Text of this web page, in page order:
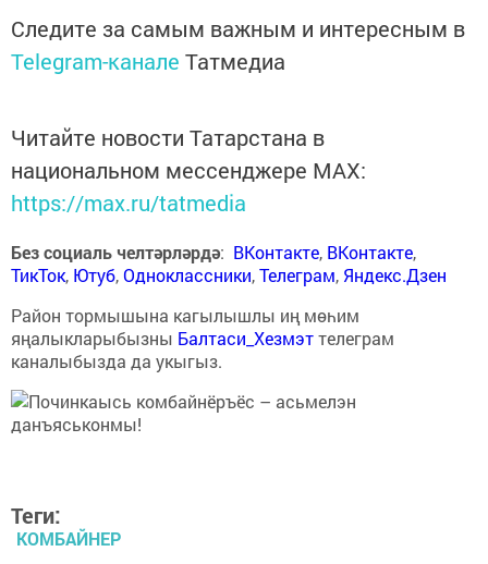
Следите за самым важным и интересным в
Telegram-канале Татмедиа
Читайте новости Татарстана в
национальном мессенджере MАХ:
https://max.ru/tatmedia
Без социаль челтәрләрдә: ВКонтакте, ВКонтакте,
ТикТок, Ютуб,Одноклассники,Телеграм, Яндекс.Дзен
Район тормышына кагылышлы иң мөһим
яңалыкларыбызны Балтаси_Хезмэттелеграм
каналыбызда да укыгыз.
Теги:
КОМБАЙНЕР